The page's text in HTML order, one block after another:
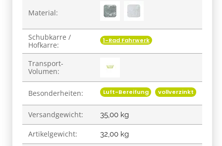
Material:
Schubkarre /
Hofkarre:
1-Rad Fahrwerk
Transport-
Volumen:
Besonderheiten: Luft-Bereifung vollverzinkt
Versandgewicht: 35,00 kg
Artikelgewicht: 32,00 kg